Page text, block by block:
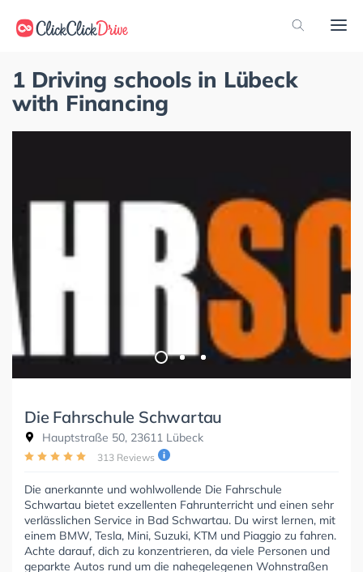
1 Driving schools in Lübeck
with Financing
Die Fahrschule Schwartau
Hauptstraße 50, 23611 Lübeck
313 Reviews
Die anerkannte und wohlwollende Die Fahrschule
Schwartau bietet exzellenten Fahrunterricht und einen sehr
verlässlichen Service in Bad Schwartau. Du wirst lernen, mit
einem BMW, Tesla, Mini, Suzuki, KTM und Piaggio zu fahren.
Achte darauf, dich zu konzentrieren, da viele Personen und
geparkte Autos rund um die nahegelegenen Wohnstraßen